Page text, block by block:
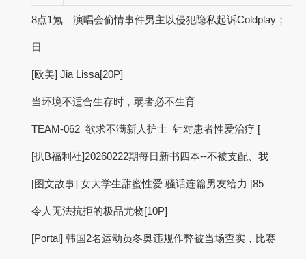
8点1氪｜演唱会偷情事件男主以侵犯隐私起诉Coldplay；
日
[欧美] Jia Lissa[20P]
当环境不适合生存时，弱者必不生育
TEAM-062 欲求不满新人护士 针对患者性爱治疗 [
[扒B福利社]20260222期每日新书四本--不被支配、我
[图文故事] 女大学生甜蜜性爱 骚话连篇男友给力 [85
令人无法抗拒的极品尤物[10P]
[Portal] 韩国2名运动员冬奥违规作弊被当场查实，比赛